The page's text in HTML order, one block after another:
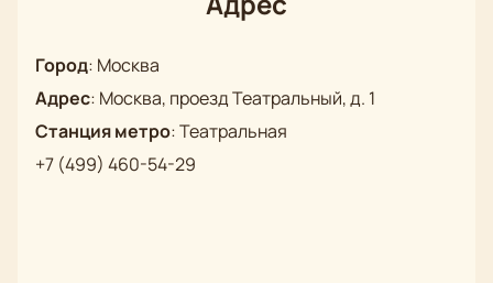
Город: Москва
Адрес: Москва, проезд Театральный, д. 1
Станция метро:Театральная
+7 (499) 460-54-29